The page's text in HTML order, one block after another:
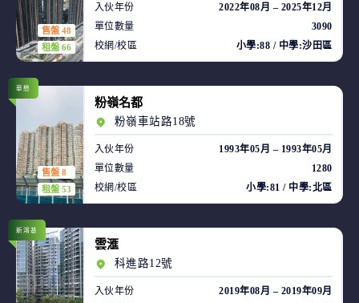
售盤 48
租盤 66
入伙年份
2022年08月 – 2025年12月
單位數量
3090
校網/校區
小學:88 / 中學:沙田區
售盤 8
租盤 53
華懋
粉嶺名都
粉嶺車站路18號
入伙年份
1993年05月 – 1993年05月
單位數量
1280
校網/校區
小學:81 / 中學:北區
新鴻基
雲滙
科進路12號
入伙年份
2019年08月 – 2019年09月